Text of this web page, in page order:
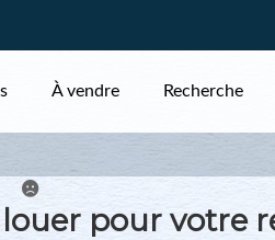
À vendre Recherche
pour votre